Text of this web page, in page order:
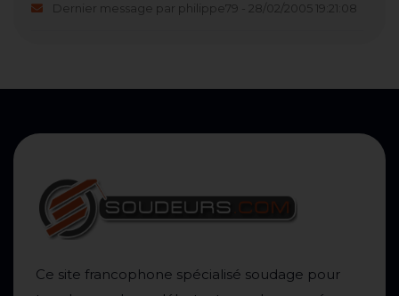
Dernier message par philippe79 - 28/02/2005 19:21:08
Ce site francophone spécialisé soudage pour